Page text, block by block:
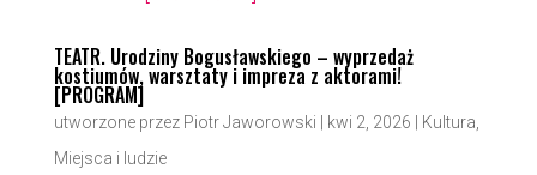
TEATR. Urodziny Bogusławskiego – wyprzedaż
kostiumów, warsztaty i impreza z aktorami!
[PROGRAM]
utworzone przez Piotr Jaworowski kwi 2, 2026 Kultura
Miejsca i ludzie